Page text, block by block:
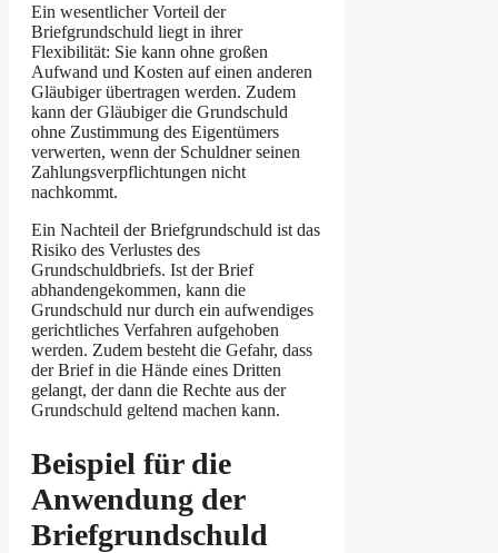
Ein wesentlicher Vorteil der
Briefgrundschuld liegt in ihrer
Flexibilität: Sie kann ohne großen
Aufwand und Kosten auf einen anderen
Gläubiger übertragen werden. Zudem
kann der Gläubiger die Grundschuld
ohne Zustimmung des Eigentümers
verwerten, wenn der Schuldner seinen
Zahlungsverpflichtungen nicht
nachkommt.
Ein Nachteil der Briefgrundschuld ist das
Risiko des Verlustes des
Grundschuldbriefs. Ist der Brief
abhandengekommen, kann die
Grundschuld nur durch ein aufwendiges
gerichtliches Verfahren aufgehoben
werden. Zudem besteht die Gefahr, dass
der Brief in die Hände eines Dritten
gelangt, der dann die Rechte aus der
Grundschuld geltend machen kann.
Beispiel für die
Anwendung der
Briefgrundschuld